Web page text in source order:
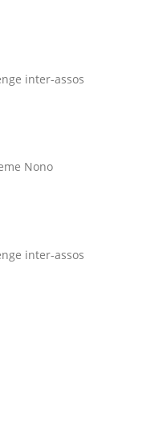
inter-assos
Nono
inter-assos